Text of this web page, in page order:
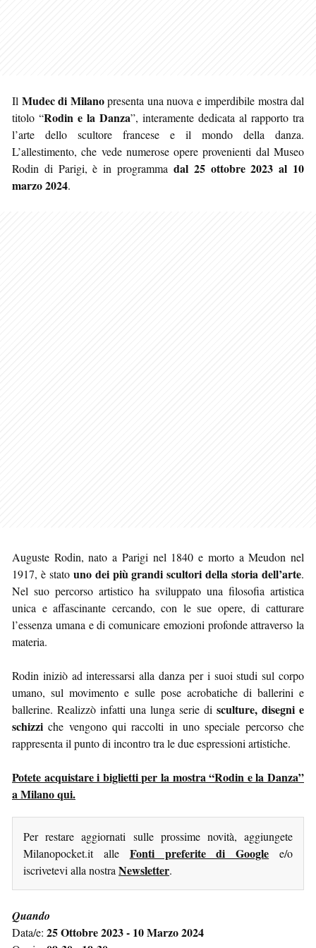
Il Mudec di Milanopresenta una nuova e imperdibile mostra dal
titolo “Rodin e la Danza”, interamente dedicata al rapporto tra
l’arte dello scultore francese e il mondo della danza.
L’allestimento, che vede numerose opere provenienti dal Museo
Rodin di Parigi, è in programma dal 25 ottobre 2023 al 10
marzo 2024.
Auguste Rodin, nato a Parigi nel 1840 e morto a Meudon nel
1917, è stato uno dei più grandi scultori della storia dell’arte.
Nel suo percorso artistico ha sviluppato una filosofia artistica
unica e affascinante cercando, con le sue opere, di catturare
l’essenza umana e di comunicare emozioni profonde attraverso la
materia.
Rodin iniziò ad interessarsi alla danza per i suoi studi sul corpo
umano, sul movimento e sulle pose acrobatiche di ballerini e
ballerine. Realizzò infatti una lunga serie di sculture, disegni e
schizzi che vengono qui raccolti in uno speciale percorso che
rappresenta il punto di incontro tra le due espressioni artistiche.
Potete acquistare i biglietti per la mostra “Rodin e la Danza”
a Milano qui.
Per restare aggiornati sulle prossime novità, aggiungete
Milanopocket.it alle Fonti preferite di Google e/o
iscrivetevi alla nostra Newsletter.
Quando
Data/e: 25 Ottobre 2023 - 10 Marzo 2024